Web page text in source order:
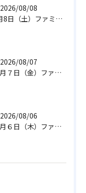
2026/08/08
8月8日（土）ファミリーアジ
2026/08/07
８月７日（金）ファミリフィッシング
2026/08/06
８月６日（木）ファミリフィッシング